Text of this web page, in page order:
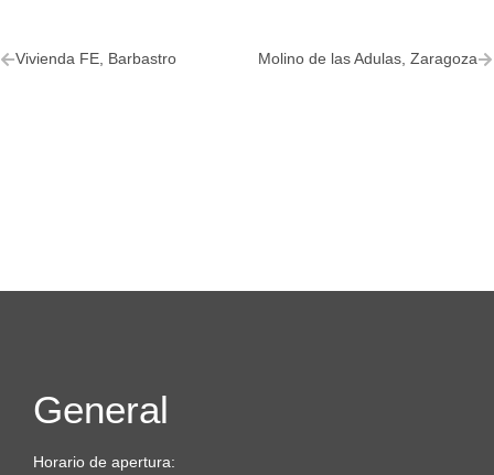
Vivienda FE, Barbastro Molino de las Adulas, Zaragoza
General
Horario de apertura: